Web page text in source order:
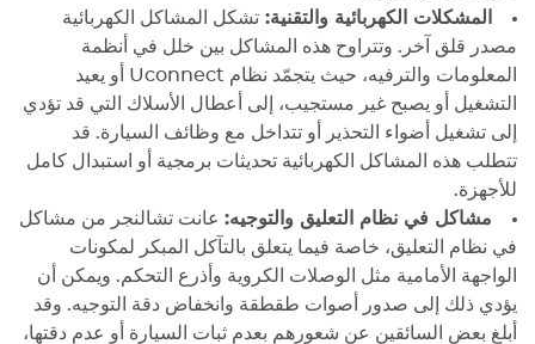
المشكلات الكهربائية والتقنية: تشكل المشاكل الكهربائية
مصدر قلق آخر. وتتراوح هذه المشاكل بين خلل في أنظمة
المعلومات والترفيه، حيث يتجمّد نظام Uconnect أو يعيد
التشغيل أو يصبح غير مستجيب، إلى أعطال الأسلاك التي قد تؤدي
إلى تشغيل أضواء التحذير أو تتداخل مع وظائف السيارة. قد
تتطلب هذه المشاكل الكهربائية تحديثات برمجية أو استبدال كامل
للأجهزة.
مشاكل في نظام التعليق والتوجيه: عانت تشالنجر من مشاكل
في نظام التعليق، خاصة فيما يتعلق بالتآكل المبكر لمكونات
الواجهة الأمامية مثل الوصلات الكروية وأذرع التحكم. ويمكن أن
يؤدي ذلك إلى صدور أصوات طقطقة وانخفاض دقة التوجيه. وقد
أبلغ بعض السائقين عن شعورهم بعدم ثبات السيارة أو عدم دقتها،